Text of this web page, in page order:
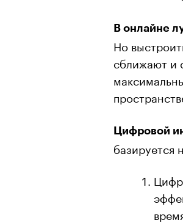
В онлайне
Но
сближают и
Цифровой
базируется